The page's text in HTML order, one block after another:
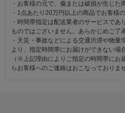
・お客様の元で、傷または破損が生じた
・1点あたり20万円以上の商品でお客様
・時間帯指定は配送業者のサービスであ
ものではございません。あらかじめご了
・天災・事故などによる交通渋滞や物量
より、指定時間帯にお届けができない場
（※上記理由によりご指定の時間帯にお
らお客様へのご連絡はおこなっておりま